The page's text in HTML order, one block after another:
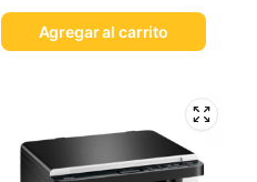
Agregar al carrito